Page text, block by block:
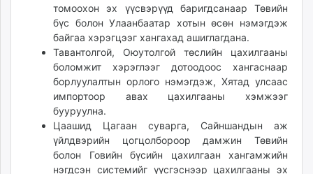
томоохон эх үүсвэрүүд баригдсанаар Төвийн
бүс болон Улаанбаатар хотын өсөн нэмэгдэж
байгаа хэрэгцээг хангахад ашиглагдана.
Тавантолгой, Оюутолгой төслийн цахилгааны
боломжит хэрэглээг дотоодоос хангаснаар
борлуулалтын орлого нэмэгдэж, Хятад улсаас
импортоор авах цахилгааны хэмжээг
бууруулна.
Цаашид Цагаан суварга, Сайншандын аж
үйлдвэрийн цогцолбороор дамжин Төвийн
болон Говийн бүсийн цахилгаан хангамжийн
нэгдсэн системийг үүсгэснээр цахилгааны эх